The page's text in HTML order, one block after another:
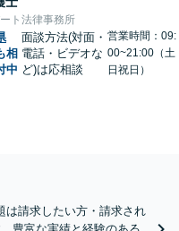
ト法律事務所
相
中
面談方法(対面・
電話・ビデオな
ど)は応相談
営業時間：09:
00~21:00（土
日祝日）
は請求したい方・請求され